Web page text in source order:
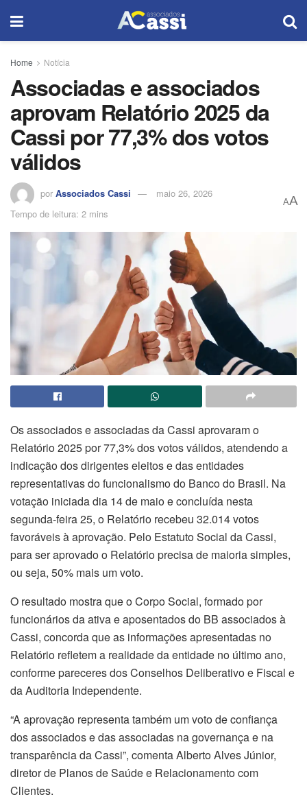
Home Notícia
Associadas e associados
aprovam Relatório 2025 da
Cassi por 77,3% dos votos
válidos
por Associados Cassi
maio 26, 2026
Tempo de leitura: 2 mins
AA
Os associados e associadas da Cassi aprovaram o
Relatório 2025 por 77,3% dos votos válidos, atendendo a
indicação dos dirigentes eleitos e das entidades
representativas do funcionalismo do Banco do Brasil. Na
votação iniciada dia 14 de maio e concluída nesta
segunda-feira 25, o Relatório recebeu 32.014 votos
favoráveis à aprovação. Pelo Estatuto Social da Cassi,
para ser aprovado o Relatório precisa de maioria simples,
ou seja, 50% mais um voto.
O resultado mostra que o Corpo Social, formado por
funcionários da ativa e aposentados do BB associados à
Cassi, concorda que as informações apresentadas no
Relatório refletem a realidade da entidade no último ano,
conforme pareceres dos Conselhos Deliberativo e Fiscal e
da Auditoria Independente.
“A aprovação representa também um voto de confiança
dos associados e das associadas na governança e na
transparência da Cassi”, comenta Alberto Alves Júnior,
diretor de Planos de Saúde e Relacionamento com
Clientes.